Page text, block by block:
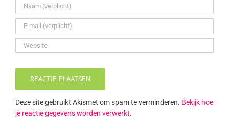
Deze site gebruikt Akismet om spam te verminderen. Bekijk hoe
je reactie gegevens worden verwerkt.